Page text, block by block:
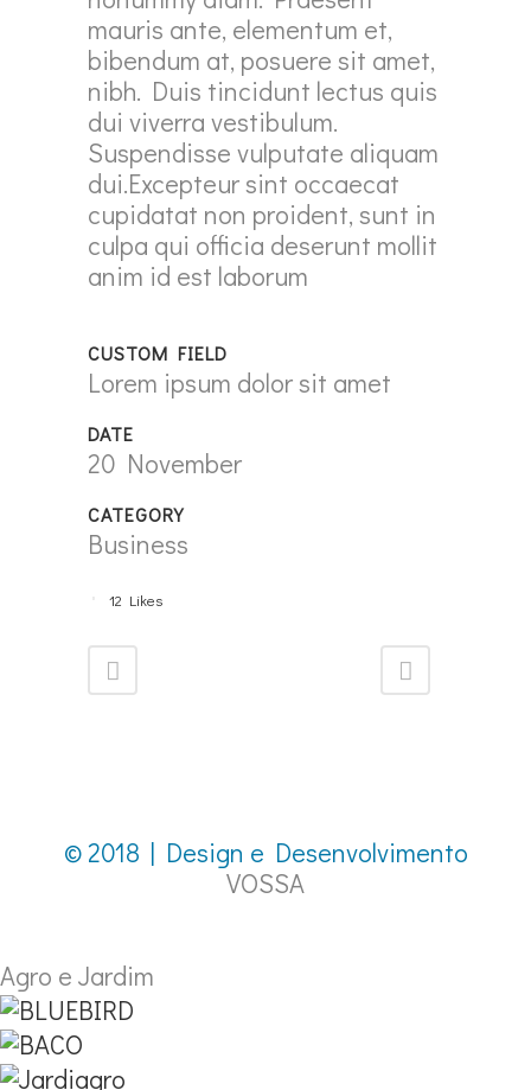
mauris ante, elementum et,
bibendum at, posuere sit amet,
nibh. Duis tincidunt lectus quis
dui viverra vestibulum.
Suspendisse vulputate aliquam
dui.Excepteur sint occaecat
cupidatat non proident, sunt in
culpa qui officia deserunt mollit
anim id est laborum
CUSTOM FIELD
Lorem ipsum dolor sit amet
DATE
20 November
CATEGORY
Business
12 Likes
© 2018 | Design e Desenvolvimento
VOSSA
Agro e Jardim